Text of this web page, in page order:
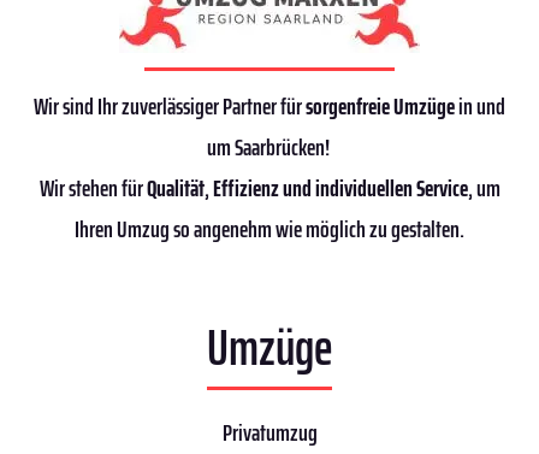
Wir sind Ihr zuverlässiger Partner fürsorgenfreie Umzügein und
um Saarbrücken!
Wir stehen fürQualität,Effizienzund individuellen Service, um
Ihren Umzug so angenehm wie möglich zu gestalten.
Umzüge
Privatumzug